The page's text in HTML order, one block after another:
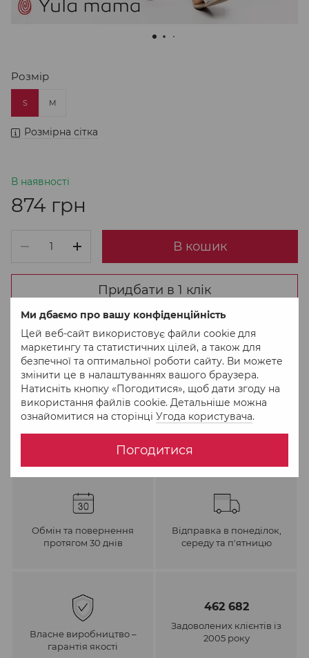
Ми дбаємо про вашу конфіденційність
Цей веб-сайт використовує файли cookie для
маркетингу та статистичних цілей, а також для
безпечної та оптимальної роботи сайту. Ви можете
змінити це в налаштуваннях вашого браузера.
Натисніть кнопку «Погодитися», щоб дати згоду на
використання файлів cookie. Детальніше можна
ознайомитися на сторінці Угода користувача.
Погодитися
Розмір
S M
Розмірна сітка
В наявності
874 грн
В кошик
Придбати в 1 клік
До обраного Порівняти
Обмін та повернення
протягом 30 днів
Відправка в понеділок,
середу та п'ятницю
Власне виробництво –
гарантія якості
462 682
Задоволених клієнтів із
2005 року